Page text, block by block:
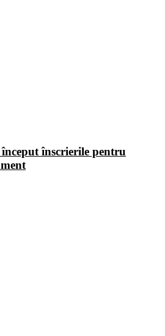
înscrierile pentru